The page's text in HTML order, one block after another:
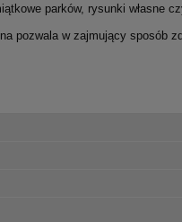
parków, rysunki własne
pozwala w zajmujący sposób